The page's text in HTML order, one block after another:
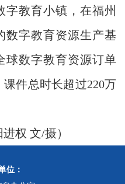
字教育小镇，在福州
数字教育资源生产基
球数字教育资源订单
课件总时长超过220万
权 文/摄）
位：